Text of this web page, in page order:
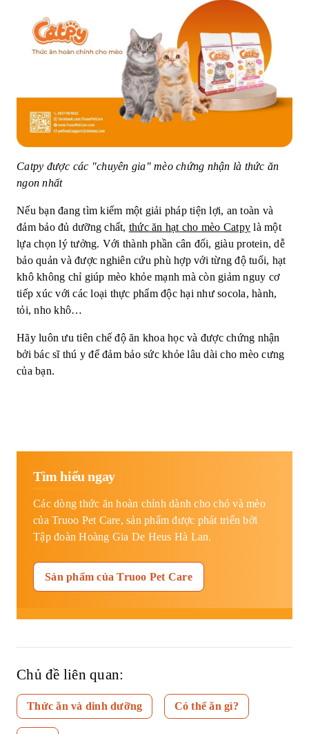
Catpy được các "chuyên gia" mèo chứng nhận là thức ăn
ngon nhất
Nếu bạn đang tìm kiếm một giải pháp tiện lợi, an toàn và
đảm bảo đủ dưỡng chất, thức ăn hạt cho mèo Catpy là một
lựa chọn lý tưởng. Với thành phần cân đối, giàu protein, dễ
bảo quản và được nghiên cứu phù hợp với từng độ tuổi, hạt
khô không chỉ giúp mèo khỏe mạnh mà còn giảm nguy cơ
tiếp xúc với các loại thực phẩm độc hại như socola, hành,
tỏi, nho khô…
Hãy luôn ưu tiên chế độ ăn khoa học và được chứng nhận
bởi bác sĩ thú y để đảm bảo sức khỏe lâu dài cho mèo cưng
của bạn.
Tìm hiểu ngay
Các dòng thức ăn hoàn chỉnh dành cho chó và mèo
của Truoo Pet Care, sản phẩm được phát triển bởi
Tập đoàn Hoàng Gia De Heus Hà Lan.
Sản phẩm của Truoo Pet Care
Chủ đề liên quan:
Thức ăn và dinh dưỡng Có thể ăn gì?